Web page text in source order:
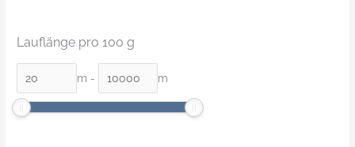
Lauflänge pro 100 g
m - m